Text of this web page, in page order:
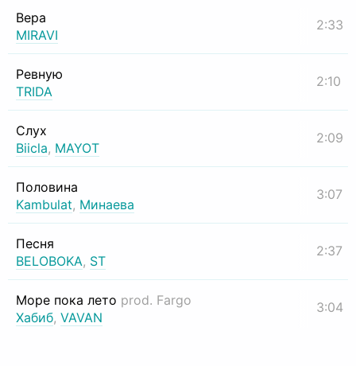
Вера
MIRAVI
2:33
Ревную
TRIDA
2:10
Слух
Biicla, MAYOT
2:09
Половина
Kambulat, Минаева
3:07
Песня
BELOBOKA, ST
2:37
Море пока лето prod. Fargo
Хабиб, VAVAN
3:04